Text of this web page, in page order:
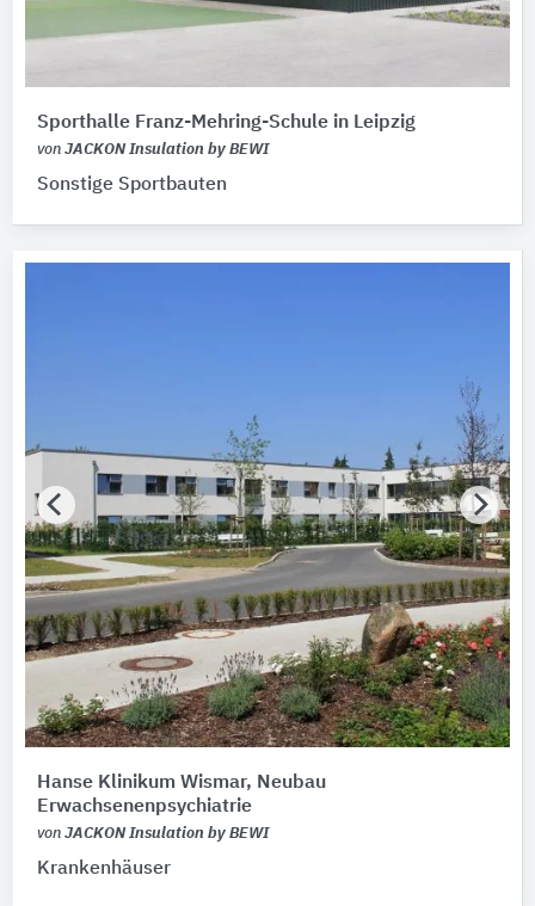
Sporthalle Franz-Mehring-Schule in Leipzig
von JACKON Insulation by BEWI
Sonstige Sportbauten
Hanse Klinikum Wismar, Neubau
Erwachsenenpsychiatrie
von JACKON Insulation by BEWI
Krankenhäuser